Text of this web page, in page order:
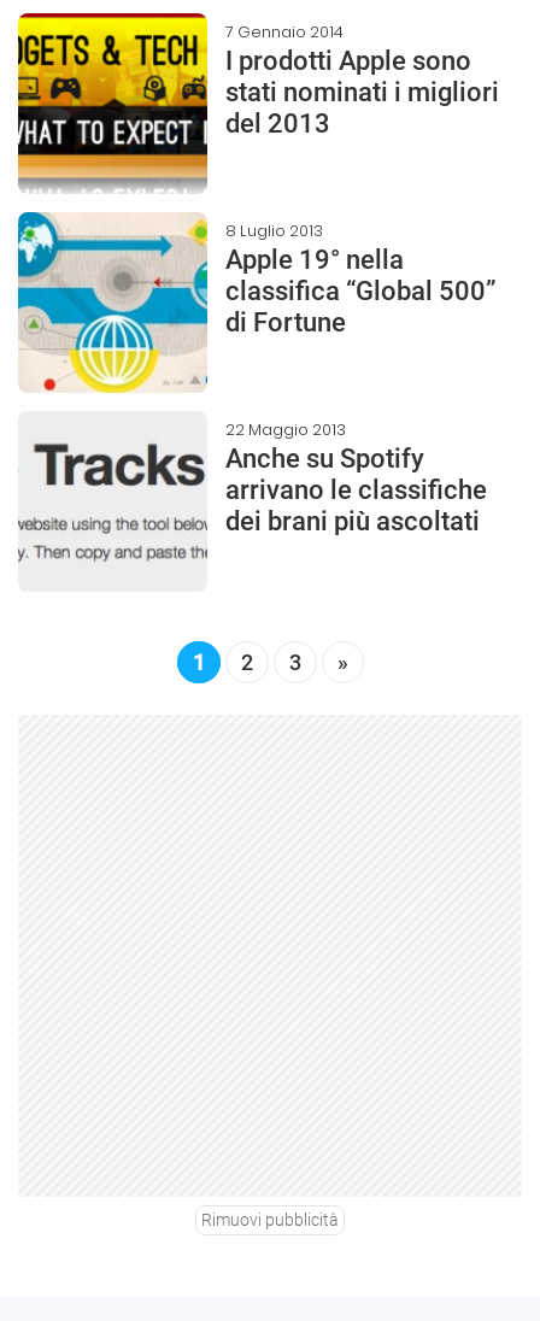
7 Gennaio 2014
I prodotti Apple sono
stati nominati i migliori
del 2013
8 Luglio 2013
Apple 19° nella
classifica “Global 500”
di Fortune
22 Maggio 2013
Anche su Spotify
arrivano le classifiche
dei brani più ascoltati
1 2 3 »
Rimuovi pubblicità